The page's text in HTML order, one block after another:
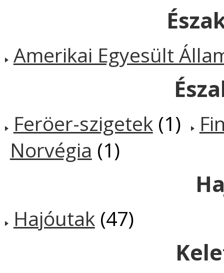
Amerikai Egyesült
Feröer-szigetek(1)
Norvégia (1)
Hajóutak(47)